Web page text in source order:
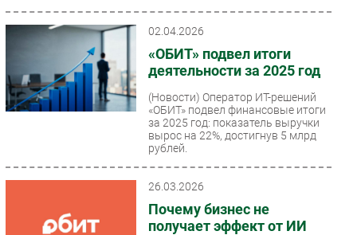
02.04.2026
«ОБИТ» подвел итоги
деятельности за 2025 год
(Новости) Оператор ИТ-решений
«ОБИТ» подвел финансовые итоги
за 2025 год: показатель выручки
вырос на 22%, достигнув 5 млрд
рублей.
26.03.2026
Почему бизнес не
получает эффект от ИИ